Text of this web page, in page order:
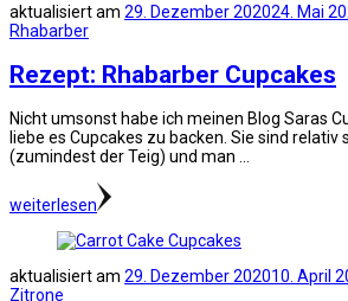
aktualisiert am 29. Dezember 202024. Mai
Rhabarber
Rezept: Rhabarber Cupcakes
Nicht umsonst habe ich meinen Blog Saras
liebe es Cupcakes zu backen. Sie sind
(zumindest der Teig) und man …
weiterlesen
aktualisiert am 29. Dezember 202010. April
Zitrone